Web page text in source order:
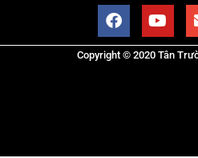
Copyright © 2020 Tân